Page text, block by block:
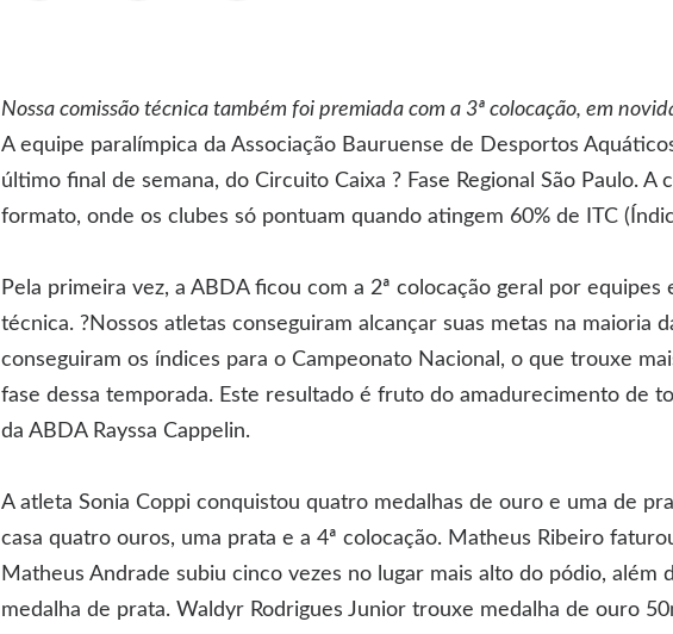
Nossa comissão técnica também foi premiada com a 3ª colocação, em
A equipe paralímpica da Associação Bauruense de Desportos
último final de semana, do Circuito Caixa ? Fase Regional São Paulo.
formato, onde os clubes só pontuam quando atingem 60% de ITC
Pela primeira vez, a ABDA ficou com a 2ª colocação geral por equipes
técnica. ?Nossos atletas conseguiram alcançar suas metas na maioria
conseguiram os índices para o Campeonato Nacional, o que trouxe
fase dessa temporada. Este resultado é fruto do amadurecimento de
da ABDA Rayssa Cappelin.
A atleta Sonia Coppi conquistou quatro medalhas de ouro e uma de
casa quatro ouros, uma prata e a 4ª colocação. Matheus Ribeiro
Matheus Andrade subiu cinco vezes no lugar mais alto do pódio, além
medalha de prata. Waldyr Rodrigues Junior trouxe medalha de ouro